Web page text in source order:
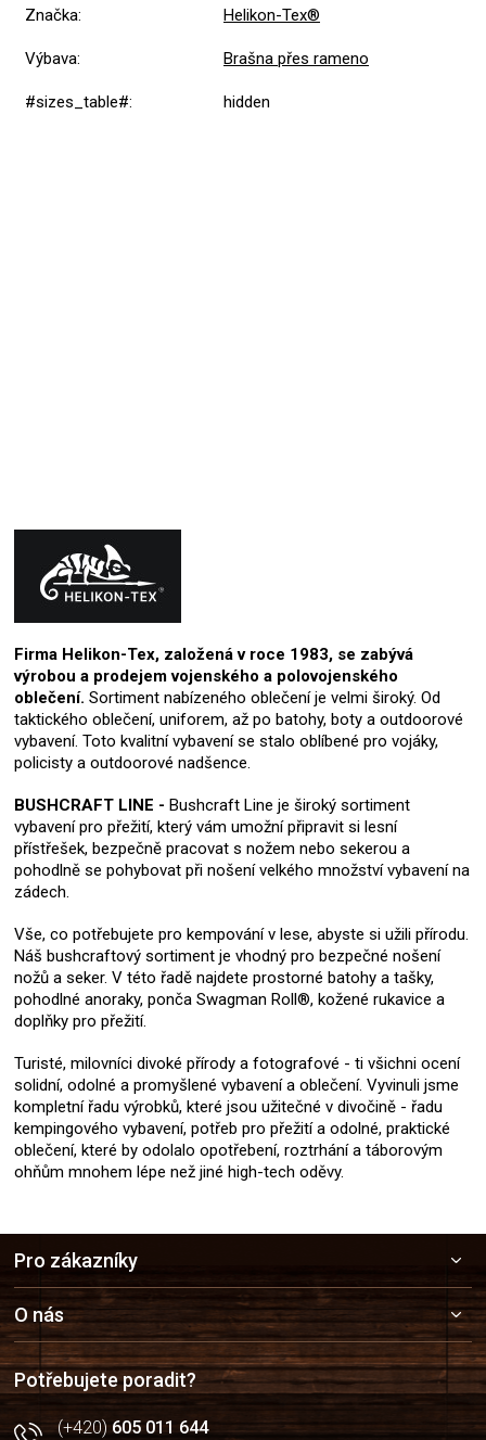
Značka: Helikon-Tex®
Výbava: Brašna přes rameno
#sizes_table#: hidden
Firma Helikon-Tex, založená v roce 1983, se zabývá
výrobou a prodejem vojenského a polovojenského
oblečení. Sortiment nabízeného oblečení je velmi široký. Od
taktického oblečení, uniforem, až po batohy, boty a outdoorové
vybavení. Toto kvalitní vybavení se stalo oblíbené pro vojáky,
policisty a outdoorové nadšence.
BUSHCRAFT LINE - Bushcraft Line je široký sortiment
vybavení pro přežití, který vám umožní připravit si lesní
přístřešek, bezpečně pracovat s nožem nebo sekerou a
pohodlně se pohybovat při nošení velkého množství vybavení na
zádech.
Vše, co potřebujete pro kempování v lese, abyste si užili přírodu.
Náš bushcraftový sortiment je vhodný pro bezpečné nošení
nožů a seker. V této řadě najdete prostorné batohy a tašky,
pohodlné anoraky, ponča Swagman Roll®, kožené rukavice a
doplňky pro přežití.
Turisté, milovníci divoké přírody a fotografové - ti všichni ocení
solidní, odolné a promyšlené vybavení a oblečení. Vyvinuli jsme
kompletní řadu výrobků, které jsou užitečné v divočině - řadu
kempingového vybavení, potřeb pro přežití a odolné, praktické
oblečení, které by odolalo opotřebení, roztrhání a táborovým
ohňům mnohem lépe než jiné high-tech oděvy.
a
t
í
Pro zákazníky
O nás
Potřebujete poradit?
(+420)605 011 644